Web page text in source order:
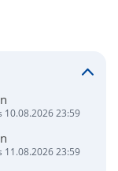
23:59
23:59